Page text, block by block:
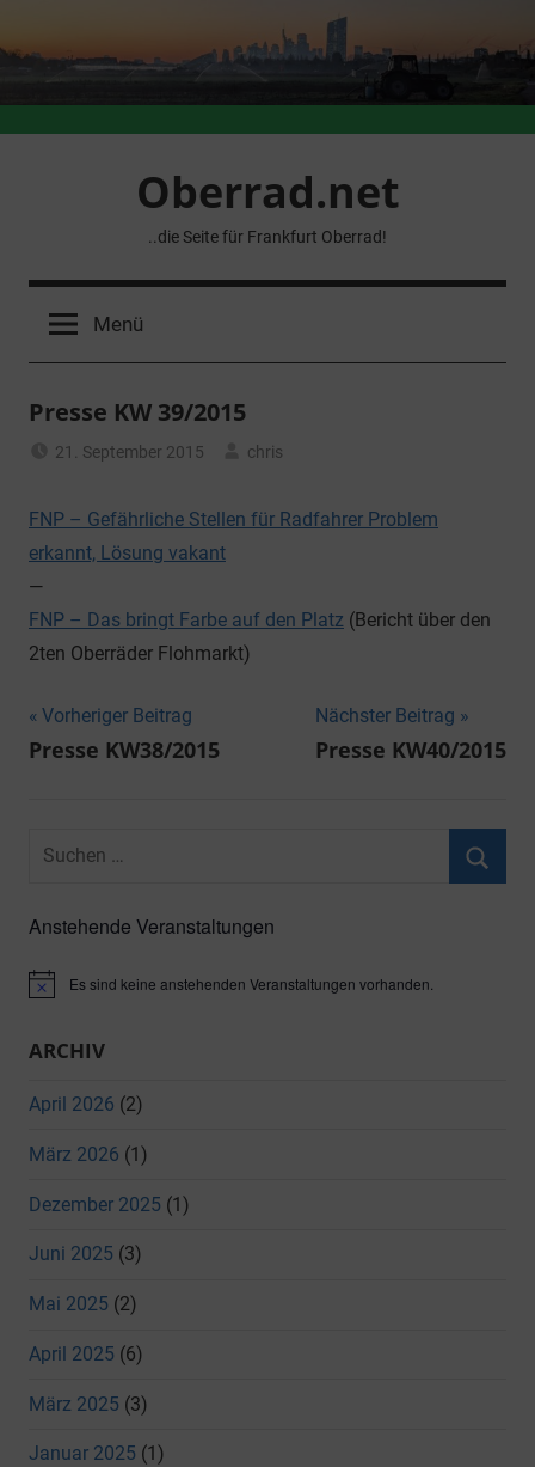
Inhalt
springen
Oberrad.net
..die Seite für Frankfurt Oberrad!
Menü
Presse KW 39/2015
21. September 2015
chris
FNP – Gefährliche Stellen für Radfahrer Problem
erkannt, Lösung vakant
—
FNP – Das bringt Farbe auf den Platz (Bericht über den
2ten Oberräder Flohmarkt)
Beitragsnavigation
Vorheriger Beitrag
Presse KW38/2015
Nächster Beitrag
Presse KW40/2015
Suchen
Anstehende Veranstaltungen
HinweisEs sind keine anstehenden Veranstaltungen vorhanden.
ARCHIV
April 2026 (2)
März 2026 (1)
Dezember 2025 (1)
Juni 2025 (3)
Mai 2025 (2)
April 2025 (6)
März 2025 (3)
Januar 2025 (1)